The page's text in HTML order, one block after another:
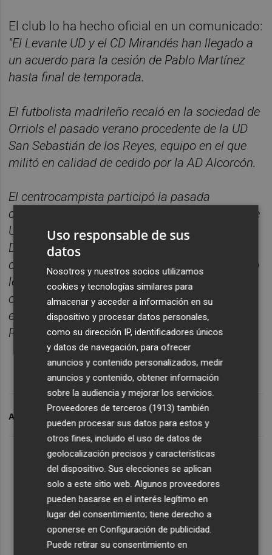
El club lo ha hecho oficial en un comunicado:
"El Levante UD y el CD Mirandés han llegado a
un acuerdo para la cesión de Pablo Martínez
hasta final de temporada.
El futbolista madrileño recaló en la sociedad de
Orriols el pasado verano procedente de la UD
San Sebastián de los Reyes, equipo en el que
militó en calidad de cedido por la AD Alcorcón.
El centrocampista participó la pasada
campaña en 20 encuentros del Atlético Levante
UD en Segunda División B y marcó tres tantos.
Debutó con el primer equipo el pasado 1 de
diciembre, en el partido que disputó el conjunto
levantinista ante el Getafe CF, y jugó siete
compromisos con los de Paco López, cinco de
ellos en LaLiga Santander y dos en Copa SM El
Rey".
ARCHIVADO EN
Uso responsable de sus
datos
Nosotros y nuestros socios utilizamos
cookies y tecnologías similares para
almacenar y acceder a información en su
dispositivo y procesar datos personales,
como su dirección IP, identificadores únicos
y datos de navegación, para ofrecer
anuncios y contenido personalizados, medir
anuncios y contenido, obtener información
sobre la audiencia y mejorar los servicios.
Proveedores de terceros (1913) también
pueden procesar sus datos para estos y
otros fines, incluido el uso de datos de
geolocalización precisos y características
del dispositivo. Sus elecciones se aplican
solo a este sitio web. Algunos proveedores
pueden basarse en el interés legítimo en
lugar del consentimiento; tiene derecho a
oponerse enConfiguración de publicidad.
Puede retirar su consentimiento en